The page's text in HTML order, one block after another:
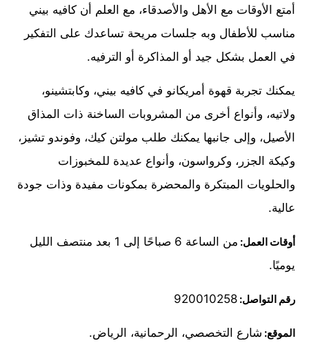
أمتع الأوقات مع الأهل والأصدقاء، مع العلم أن كافيه بيني
مناسب للأطفال وبه جلسات مريحة تساعدك على التفكير
في العمل بشكل جيد أو المذاكرة أو الترفيه.
يمكنك تجربة قهوة أمريكانو في كافيه بيني، وكابتشينو،
ولاتيه، وأنواع أخرى من المشروبات الساخنة ذات المذاق
الأصيل، وإلى جانبها يمكنك طلب مولتن كيك، وفوندو تشيز،
وكيكة الجزر، وكرواسون، وأنواع عديدة للمخبوزات
والحلويات المبتكرة والمحضرة بمكونات مفيدة وذات جودة
عالية.
أوقات العمل:
من الساعة 6 صباحًا إلى 1 بعد منتصف الليل
يوميًا.
رقم التواصل: 920010258
الموقع: شارع التخصصي، الرحمانية، الرياض.